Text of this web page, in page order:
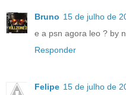
Bruno 15 de julho de
e a psn agora leo ? by
Responder
Felipe 15 de julho de